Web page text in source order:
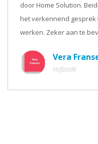
door Home Solution.
het verkennend
werken. Zeker aan te
Vera
Hofstade